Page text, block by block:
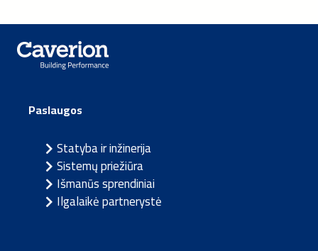
Paslaugos
Statyba ir inžinerija
Sistemų priežiūra
Išmanūs sprendiniai
Ilgalaikė partnerystė